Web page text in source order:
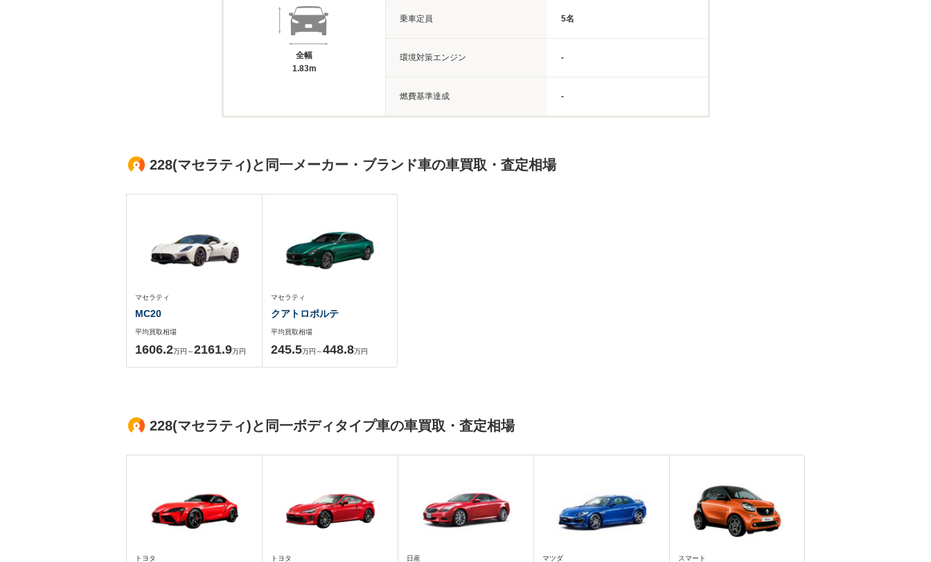
全幅
1.83m
乗車定員 5名
環境対策エンジン -
燃費基準達成 -
228(マセラティ)と同一メーカー・ブランド車の車買取・査定相場
マセラティ
MC20
平均買取相場
1606.2万円～2161.9万円
マセラティ
クアトロポルテ
平均買取相場
245.5万円～448.8万円
228(マセラティ)と同一ボディタイプ車の車買取・査定相場
トヨタ トヨタ 日産 マツダ スマート